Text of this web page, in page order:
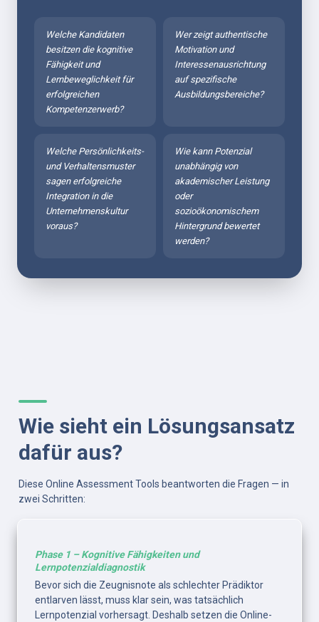
Welche Kandidaten
besitzen die kognitive
Fähigkeit und
Lernbeweglichkeit für
erfolgreichen
Kompetenzerwerb?
Wer zeigt authentische
Motivation und
Interessenausrichtung
auf spezifische
Ausbildungsbereiche?
Welche Persönlichkeits-
und Verhaltensmuster
sagen erfolgreiche
Integration in die
Unternehmenskultur
voraus?
Wie kann Potenzial
unabhängig von
akademischer Leistung
oder
sozioökonomischem
Hintergrund bewertet
werden?
Wie sieht ein Lösungsansatz
dafür aus?
Diese Online Assessment Tools beantworten die Fragen — in
zwei Schritten:
Phase 1 – Kognitive Fähigkeiten und
Lernpotenzialdiagnostik
Bevor sich die Zeugnisnote als schlechter Prädiktor
entlarven lässt, muss klar sein, was tatsächlich
Lernpotenzial vorhersagt. Deshalb setzen die Online-